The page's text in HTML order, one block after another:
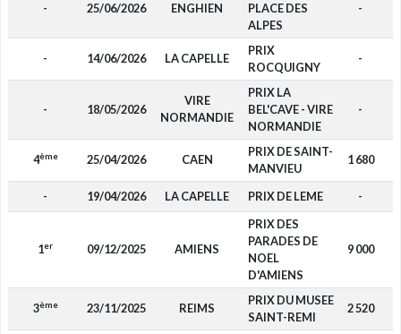
- 25/06/2026 ENGHIEN
PLACE DES
ALPES
-
- 14/06/2026 LA CAPELLE
PRIX
ROCQUIGNY
-
- 18/05/2026
VIRE
NORMANDIE
PRIX LA
BEL'CAVE - VIRE
NORMANDIE
-
4ème 25/04/2026 CAEN
PRIX DE SAINT-
MANVIEU
1 680
- 19/04/2026 LA CAPELLE PRIX DE LEME -
1er 09/12/2025 AMIENS
PRIX DES
PARADES DE
NOEL
D'AMIENS
9 000
3ème 23/11/2025 REIMS
PRIX DU MUSEE
SAINT-REMI
2 520